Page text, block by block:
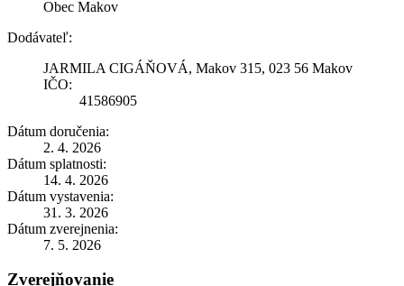
Obec Makov
Dodávateľ:
JARMILA CIGÁŇOVÁ, Makov 315, 023 56 Makov
IČO:
41586905
Dátum doručenia:
2. 4. 2026
Dátum splatnosti:
14. 4. 2026
Dátum vystavenia:
31. 3. 2026
Dátum zverejnenia:
7. 5. 2026
Zverejňovanie